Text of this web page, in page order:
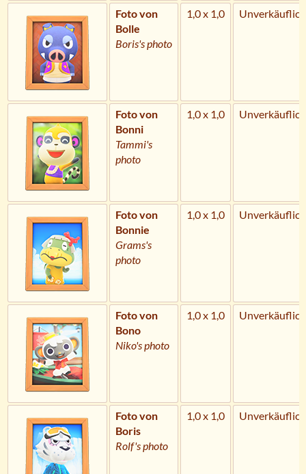
Foto von
Bolle
Boris's photo
1,0 x 1,0 Unverkäuflich
Foto von
Bonni
Tammi's
photo
1,0 x 1,0 Unverkäuflich
Foto von
Bonnie
Grams's
photo
1,0 x 1,0 Unverkäuflich
Foto von
Bono
Niko's photo
1,0 x 1,0 Unverkäuflich
Foto von
Boris
Rolf's photo
1,0 x 1,0 Unverkäuflich